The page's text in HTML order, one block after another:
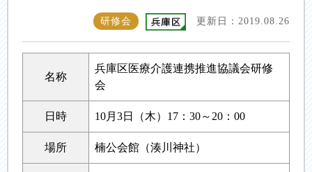
研修会 更新日：2019.08.26
名称
兵庫区医療介護連携推進協議会研修
会
日時 10月3日（木）17：30～20：00
場所 楠公会館（湊川神社）